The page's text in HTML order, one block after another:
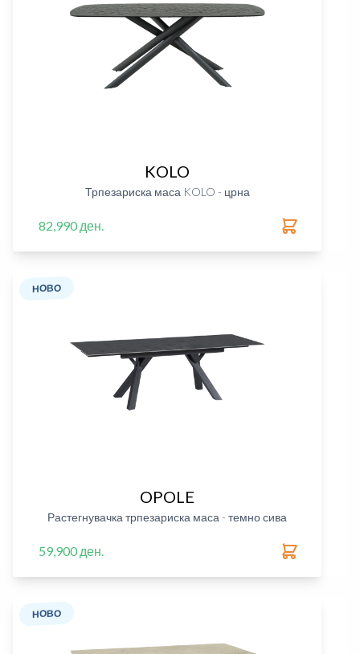
KOLO
Трпезариска маса KOLO - црна
82,990 ден.
НОВО
OPOLE
Растегнувачка трпезариска маса - темно сива
59,900 ден.
НОВО